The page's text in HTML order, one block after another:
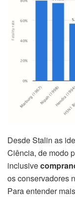
Desde Stalin as
Ciência, de modo
inclusive
os conservadores
Para entender